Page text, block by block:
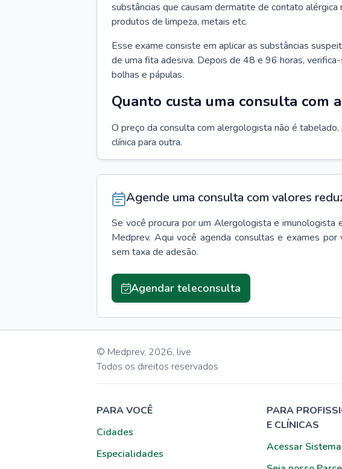
substâncias que causam dermatite de contato
produtos de limpeza, metais etc.
Esse exame consiste em aplicar as substâncias
de uma fita adesiva. Depois de 48 e 96 horas,
bolhas e pápulas.
Quanto custa uma consulta com
O preço da consulta com alergologista não é
clínica para outra.
Agende uma consulta com valores
Se você procura por um Alergologista e imunologista
Medprev. Aqui você agenda consultas e exames
sem taxa de adesão.
Agendar teleconsulta
© Medprev, 2026, live
Todos os direitos reservados
PARA VOCÊ
Cidades
Especialidades
PARA
E CLÍNICAS
Acessar